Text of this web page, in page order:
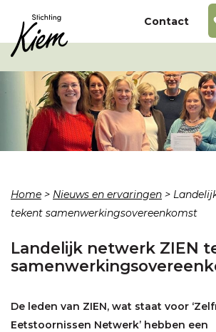
Contact
Home > Nieuws en ervaringen >
tekent samenwerkingsovereenkomst
Landelijk netwerk ZIEN
De leden van ZIEN, wat staat voor
Eetstoornissen Netwerk’ hebben een